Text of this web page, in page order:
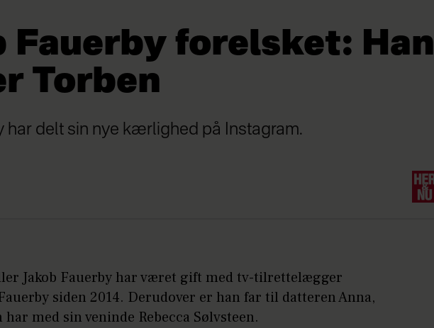
Fauerby forelsket: Han
Torben
har delt sin nye kærlighed på Instagram.
Jakob Fauerby har været gift med tv-tilrettelægger
siden 2014. Derudover er han far til datteren Anna,
har med sin veninde Rebecca Sølvsteen.